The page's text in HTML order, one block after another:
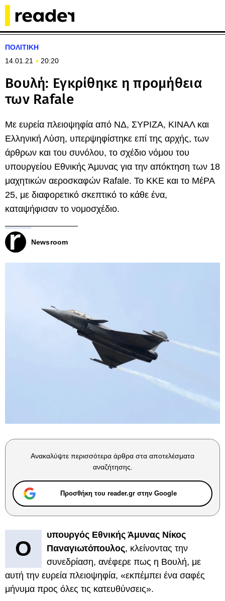
ΠΟΛΙΤΙΚΗ
14.01.21
20:20
Βουλή: Εγκρίθηκε η προμήθεια
των Rafale
Με ευρεία πλειοψηφία από ΝΔ, ΣΥΡΙΖΑ, ΚΙΝΑΛ και
Ελληνική Λύση, υπερψηφίστηκε επί της αρχής, των
άρθρων και του συνόλου, το σχέδιο νόμου του
υπουργείου Εθνικής Άμυνας για την απόκτηση των 18
μαχητικών αεροσκαφών Rafale. Το ΚΚΕ και το ΜέΡΑ
25, με διαφορετικό σκεπτικό το κάθε ένα,
καταψήφισαν το νομοσχέδιο.
Newsroom
Ανακαλύψτε περισσότερα άρθρα στα αποτελέσματα
αναζήτησης.
Προσθήκη του reader.gr στην Google
Ο
υπουργός Εθνικής Άμυνας Νίκος
Παναγιωτόπουλος, κλείνοντας την
συνεδρίαση, ανέφερε πως η Βουλή, με
αυτή την ευρεία πλειοψηφία, «εκπέμπει ένα σαφές
μήνυμα προς όλες τις κατευθύνσεις».